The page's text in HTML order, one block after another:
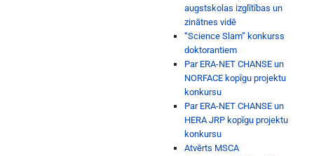
augstskolas izglītības un
zinātnes vidē
“Science Slam” konkurss
doktorantiem
Par ERA-NET CHANSE un
NORFACE kopīgu projektu
konkursu
Par ERA-NET CHANSE un
HERA JRP kopīgu projektu
konkursu
Atvērts MSCA